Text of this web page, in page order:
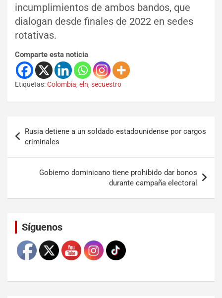
incumplimientos de ambos bandos, que
dialogan desde finales de 2022 en sedes
rotativas.
Comparte esta noticia
Etiquetas:Colombia, eln, secuestro
Rusia detiene a un soldado estadounidense por cargos
criminales
Gobierno dominicano tiene prohibido dar bonos
durante campaña electoral
Síguenos